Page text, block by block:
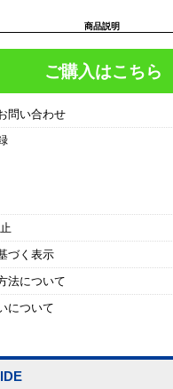
商品説明
ご購入はこちら
問い合わせ
づく表示
法について
について